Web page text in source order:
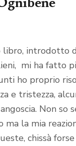
libro, introdotto
mi ha fatto
ho proprio
e tristezza,
Non so
ma la mia
chissà